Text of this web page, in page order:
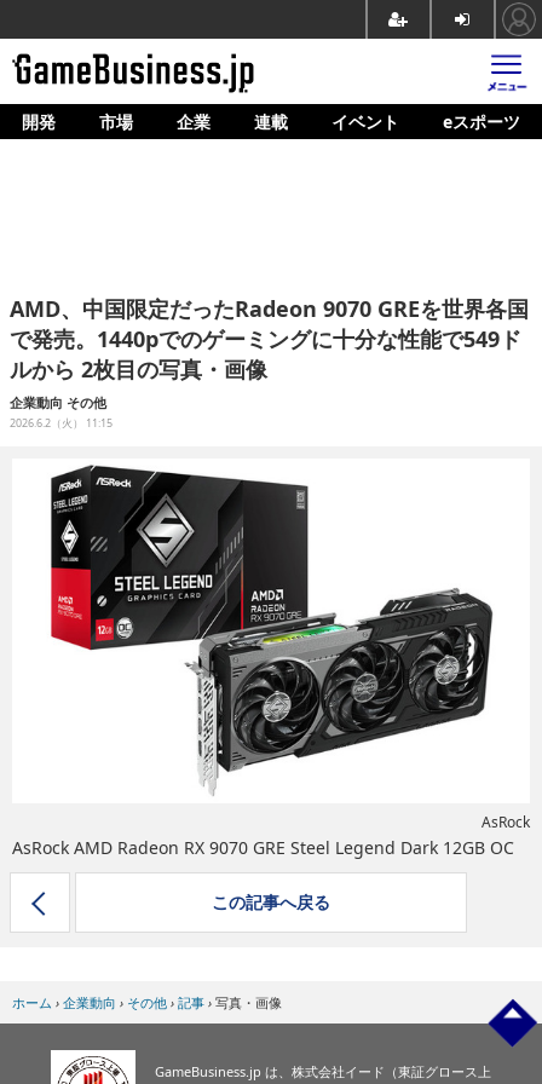
ホーム
企業動向
人材育成
産業政策
イベント/セミナー
eスポーツ
開発 市場 企業 連載 イベント eスポーツ
AMD、中国限定だったRadeon 9070 GREを世界各国
で発売。1440pでのゲーミングに十分な性能で549ド
ルから 2枚目の写真・画像
企業動向 その他
2026.6.2（火） 11:15
AsRock
AsRock AMD Radeon RX 9070 GRE Steel Legend Dark 12GB OC
この記事へ戻る
ホーム › 企業動向 › その他 › 記事 › 写真・画像
GameBusiness.jp は、株式会社イード（東証グロース上